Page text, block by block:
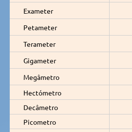
Exameter
Petameter
Terameter
Gigameter
Megâmetro
Hectómetro
Decâmetro
Picometro